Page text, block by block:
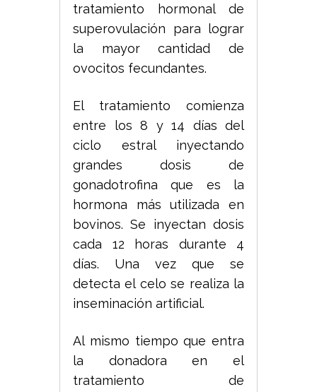
tratamiento hormonal de
superovulación para lograr
la mayor cantidad de
ovocitos fecundantes.
El tratamiento comienza
entre los 8 y 14 días del
ciclo estral inyectando
grandes dosis de
gonadotrofina que es la
hormona más utilizada en
bovinos. Se inyectan dosis
cada 12 horas durante 4
días. Una vez que se
detecta el celo se realiza la
inseminación artificial.
Al mismo tiempo que entra
la donadora en el
tratamiento de